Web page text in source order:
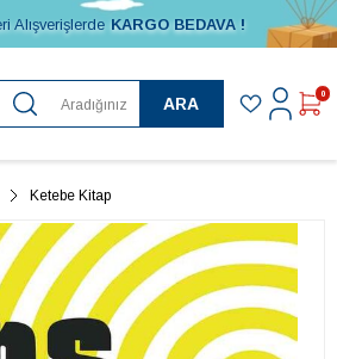
Alışverişlerde KARGO BEDAVA !
ARA
0
Ketebe Kitap